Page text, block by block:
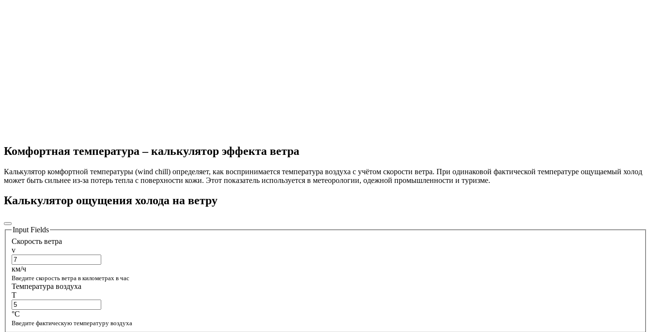
Комфортная температура – калькулятор эффекта ветра
Калькулятор комфортной температуры (wind chill) определяет, как воспринимается температура воздуха с учётом скорости ветра. При одинаковой фактической температуре ощущаемый холод
может быть сильнее из-за потерь тепла с поверхности кожи. Этот показатель используется в метеорологии, одежной промышленности и туризме.
Калькулятор ощущения холода на ветру
Input Fields
Скорость ветра
v
км/ч
Введите скорость ветра в километрах в час
Температура воздуха
T
°C
Введите фактическую температуру воздуха